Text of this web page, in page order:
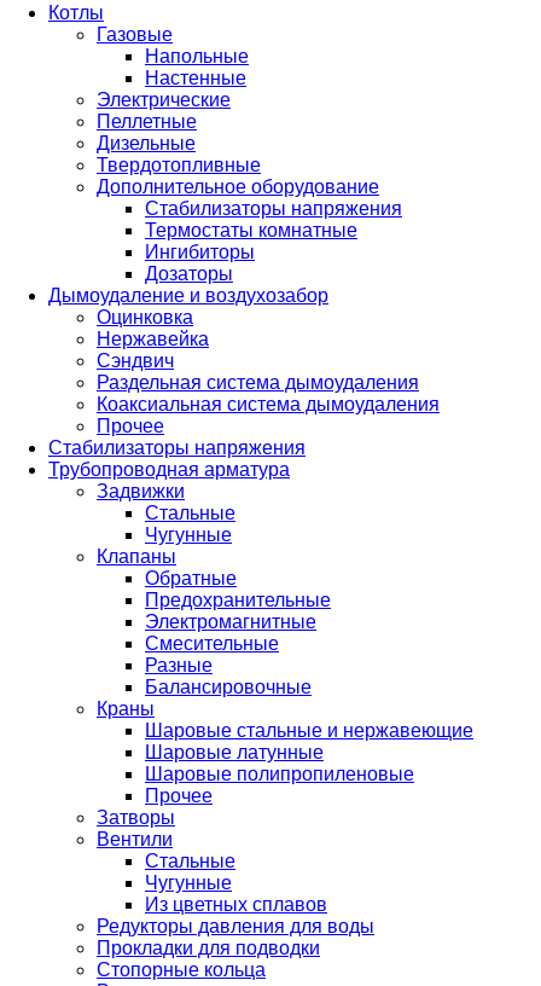
Котлы
Газовые
Напольные
Настенные
Электрические
Пеллетные
Дизельные
Твердотопливные
Дополнительное оборудование
Стабилизаторы напряжения
Термостаты комнатные
Ингибиторы
Дозаторы
Дымоудаление и воздухозабор
Оцинковка
Нержавейка
Сэндвич
Раздельная система дымоудаления
Коаксиальная система дымоудаления
Прочее
Стабилизаторы напряжения
Трубопроводная арматура
Задвижки
Стальные
Чугунные
Клапаны
Обратные
Предохранительные
Электромагнитные
Смесительные
Разные
Балансировочные
Краны
Шаровые стальные и нержавеющие
Шаровые латунные
Шаровые полипропиленовые
Прочее
Затворы
Вентили
Стальные
Чугунные
Из цветных сплавов
Редукторы давления для воды
Прокладки для подводки
Стопорные кольца